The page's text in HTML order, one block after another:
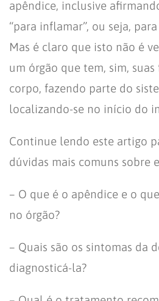
apêndice, inclusive
“para inflamar”, ou seja,
Mas é claro que isto não é
um órgão que tem, sim,
corpo, fazendo parte do
localizando-se no início do
Continue lendo este artigo
dúvidas mais comuns sobre
– O que é o apêndice e o
no órgão?
– Quais são os sintomas da
diagnosticá-la?